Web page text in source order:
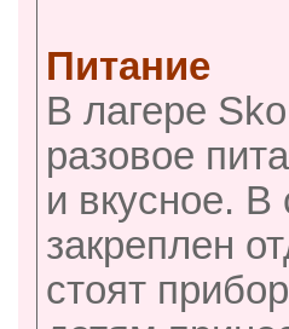
Питание
В лагере
разовое
и вкусное.
закреплен
стоят